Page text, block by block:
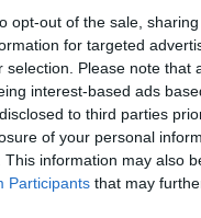
opt-out of the sale,
for targeted
selection. Please note
interest-based ads
to third parties
of your personal
This information may also
Participants that may